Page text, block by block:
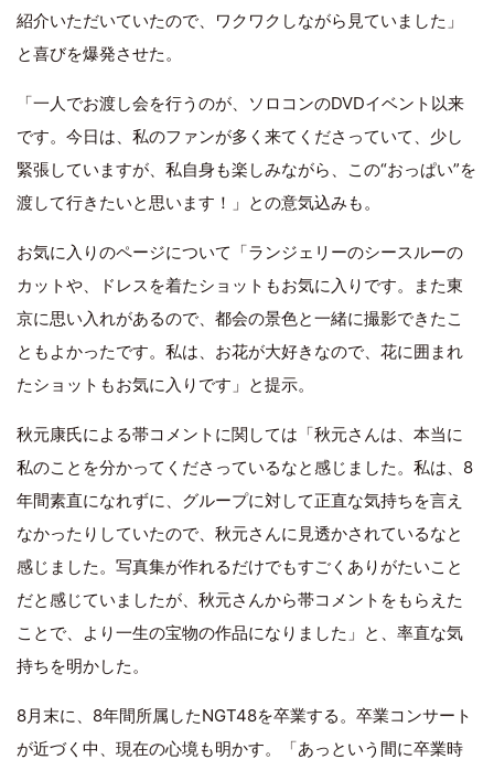
紹介いただいていたので、ワクワクしながら見ていました」
と喜びを爆発させた。
「一人でお渡し会を行うのが、ソロコンのDVDイベント以来
です。今日は、私のファンが多く来てくださっていて、少し
緊張していますが、私自身も楽しみながら、この“おっぱい”を
渡して行きたいと思います！」との意気込みも。
お気に入りのページについて「ランジェリーのシースルーの
カットや、ドレスを着たショットもお気に入りです。また東
京に思い入れがあるので、都会の景色と一緒に撮影できたこ
ともよかったです。私は、お花が大好きなので、花に囲まれ
たショットもお気に入りです」と提示。
秋元康氏による帯コメントに関しては「秋元さんは、本当に
私のことを分かってくださっているなと感じました。私は、8
年間素直になれずに、グループに対して正直な気持ちを言え
なかったりしていたので、秋元さんに見透かされているなと
感じました。写真集が作れるだけでもすごくありがたいこと
だと感じていましたが、秋元さんから帯コメントをもらえた
ことで、より一生の宝物の作品になりました」と、率直な気
持ちを明かした。
8月末に、8年間所属したNGT48を卒業する。卒業コンサート
が近づく中、現在の心境も明かす。「あっという間に卒業時